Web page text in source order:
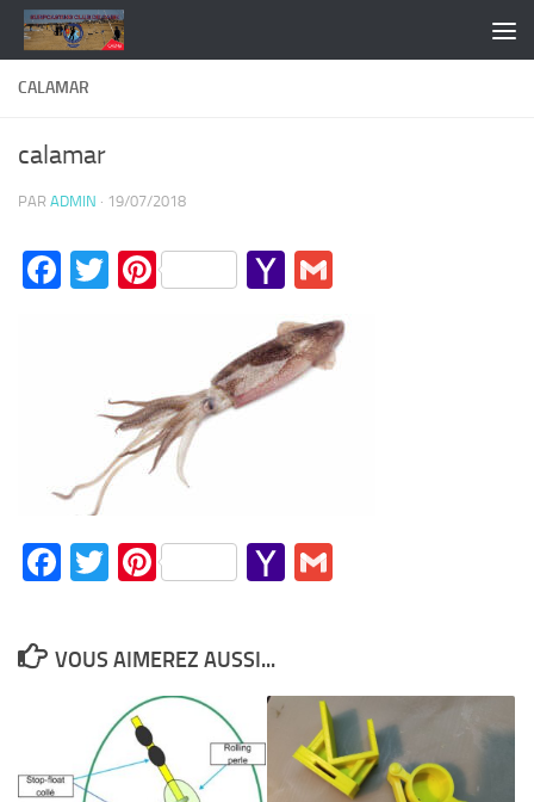
Skip to content
CALAMAR
calamar
PAR ADMIN · 19/07/2018
Facebook
TwitterPinterestYahoo
Mail
Facebook
TwitterPinterestYahoo
VOUS AIMEREZ AUSSI...